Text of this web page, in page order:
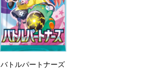
バトルパートナーズ